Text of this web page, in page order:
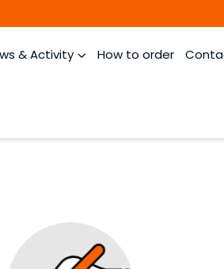
& Activity How to order